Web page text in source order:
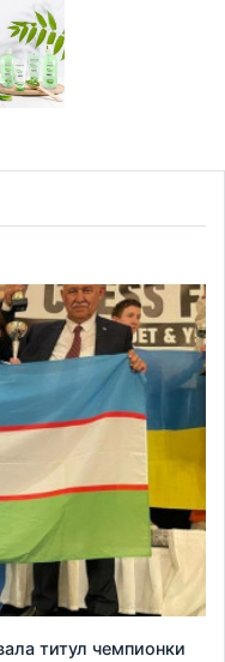
титул чемпионки